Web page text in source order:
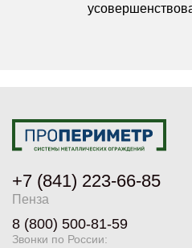
+7 (841) 223-66-85
Пенза
8 (800) 500-81-59
Звонки по России: